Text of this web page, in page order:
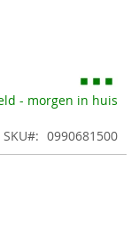
- morgen in huis
SKU 0990681500